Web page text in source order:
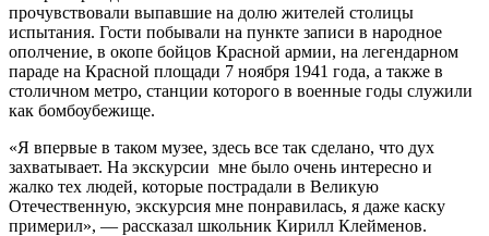
прочувствовали выпавшие на долю жителей столицы
испытания. Гости побывали на пункте записи в народное
ополчение, в окопе бойцов Красной армии, на легендарном
параде на Красной площади 7 ноября 1941 года, а также в
столичном метро, станции которого в военные годы служили
как бомбоубежище.
«Я впервые в таком музее, здесь все так сделано, что дух
захватывает. На экскурсии мне было очень интересно и
жалко тех людей, которые пострадали в Великую
Отечественную, экскурсия мне понравилась, я даже каску
примерил», — рассказал школьник Кирилл Клейменов.